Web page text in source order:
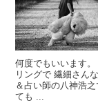
何度でもいいます
リングで 繊細さん
＆占い師の八神浩
ても ...